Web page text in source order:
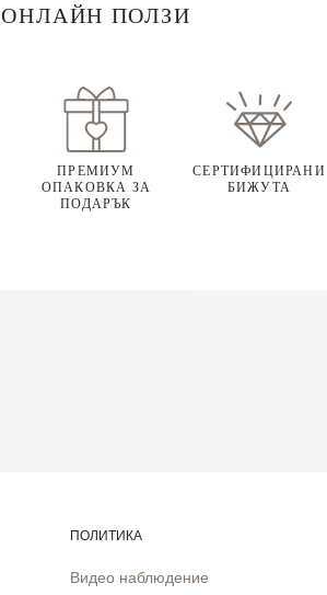
ОНЛАЙН ПОЛЗИ
ПРЕМИУМ
ОПАКОВКА ЗА
ПОДАРЪК
СЕРТИФИЦИРАНИ
БИЖУТА
ПОЛИТИКА
Видео наблюдение